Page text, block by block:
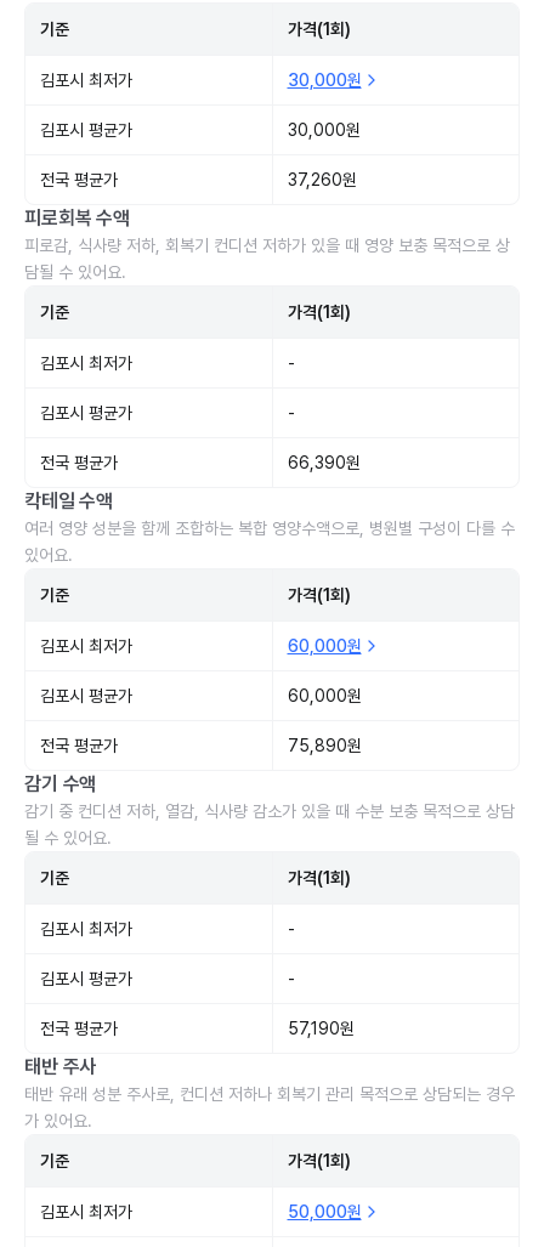
기준 가격(1회)
김포시 최저가 30,000원
김포시 평균가 30,000원
전국 평균가 37,260원
피로회복 수액
피로감, 식사량 저하, 회복기 컨디션 저하가 있을 때 영양 보충 목적으로 상
담될 수 있어요.
기준 가격(1회)
김포시 최저가 -
김포시 평균가 -
전국 평균가 66,390원
칵테일 수액
여러 영양 성분을 함께 조합하는 복합 영양수액으로, 병원별 구성이 다를 수
있어요.
기준 가격(1회)
김포시 최저가 60,000원
김포시 평균가 60,000원
전국 평균가 75,890원
감기 수액
감기 중 컨디션 저하, 열감, 식사량 감소가 있을 때 수분 보충 목적으로 상담
될 수 있어요.
기준 가격(1회)
김포시 최저가 -
김포시 평균가 -
전국 평균가 57,190원
태반 주사
태반 유래 성분 주사로, 컨디션 저하나 회복기 관리 목적으로 상담되는 경우
가 있어요.
기준 가격(1회)
김포시 최저가 50,000원